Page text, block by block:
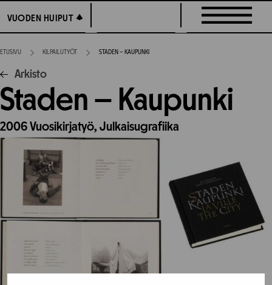
Siirry
suoraan
sisältöön
VUODEN HUIPUT
VUODEN HUIPUT
ETUSIVU KILPAILUTYÖT STADEN – KAUPUNKI
Arkisto
Staden – Kaupunki
2006Vuosikirjatyö, Julkaisugrafiika